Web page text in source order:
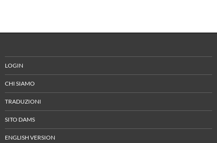
LOGIN
CHI SIAMO
TRADUZIONI
SITO DAMS
ENGLISH VERSION